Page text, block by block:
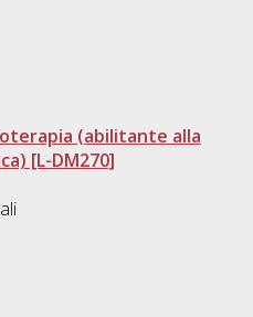
(abilitante alla
[L-DM270]